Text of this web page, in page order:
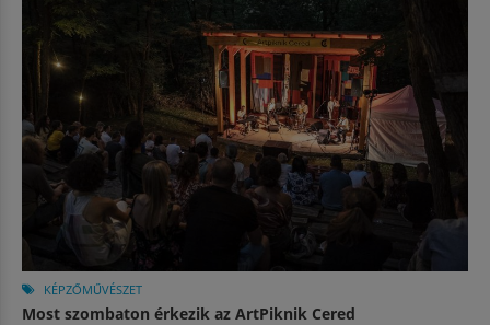
KÉPZŐMŰVÉSZET
Most szombaton érkezik az ArtPiknik Cered